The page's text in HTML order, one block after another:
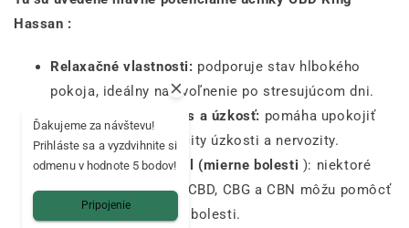
Hassan :
Relaxačné vlastnosti: podporuje stav hlbokého
pokoja, ideálny na uvoľnenie po stresujúcom dni.
Pomáha zvládať stres a úzkosť: pomáha upokojiť
myseľ, zmierňuje pocity úzkosti a nervozity.
Analgetický potenciál (mierne bolesti ): niektoré
štúdie naznačujú, že CBD, CBG a CBN môžu pomôcť
zmierniť každodenné bolesti.
Ďakujeme za návštevu!
Prihláste sa a vyzdvihnite si
odmenu v hodnote 5 bodov!
Pripojenie